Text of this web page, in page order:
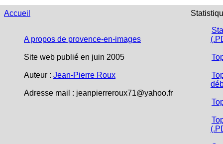
Accueil
A propos de provence-en-images
Site web publié en juin 2005
Auteur : Jean-Pierre Roux
Adresse mail : jeanpierreroux71@yahoo.fr